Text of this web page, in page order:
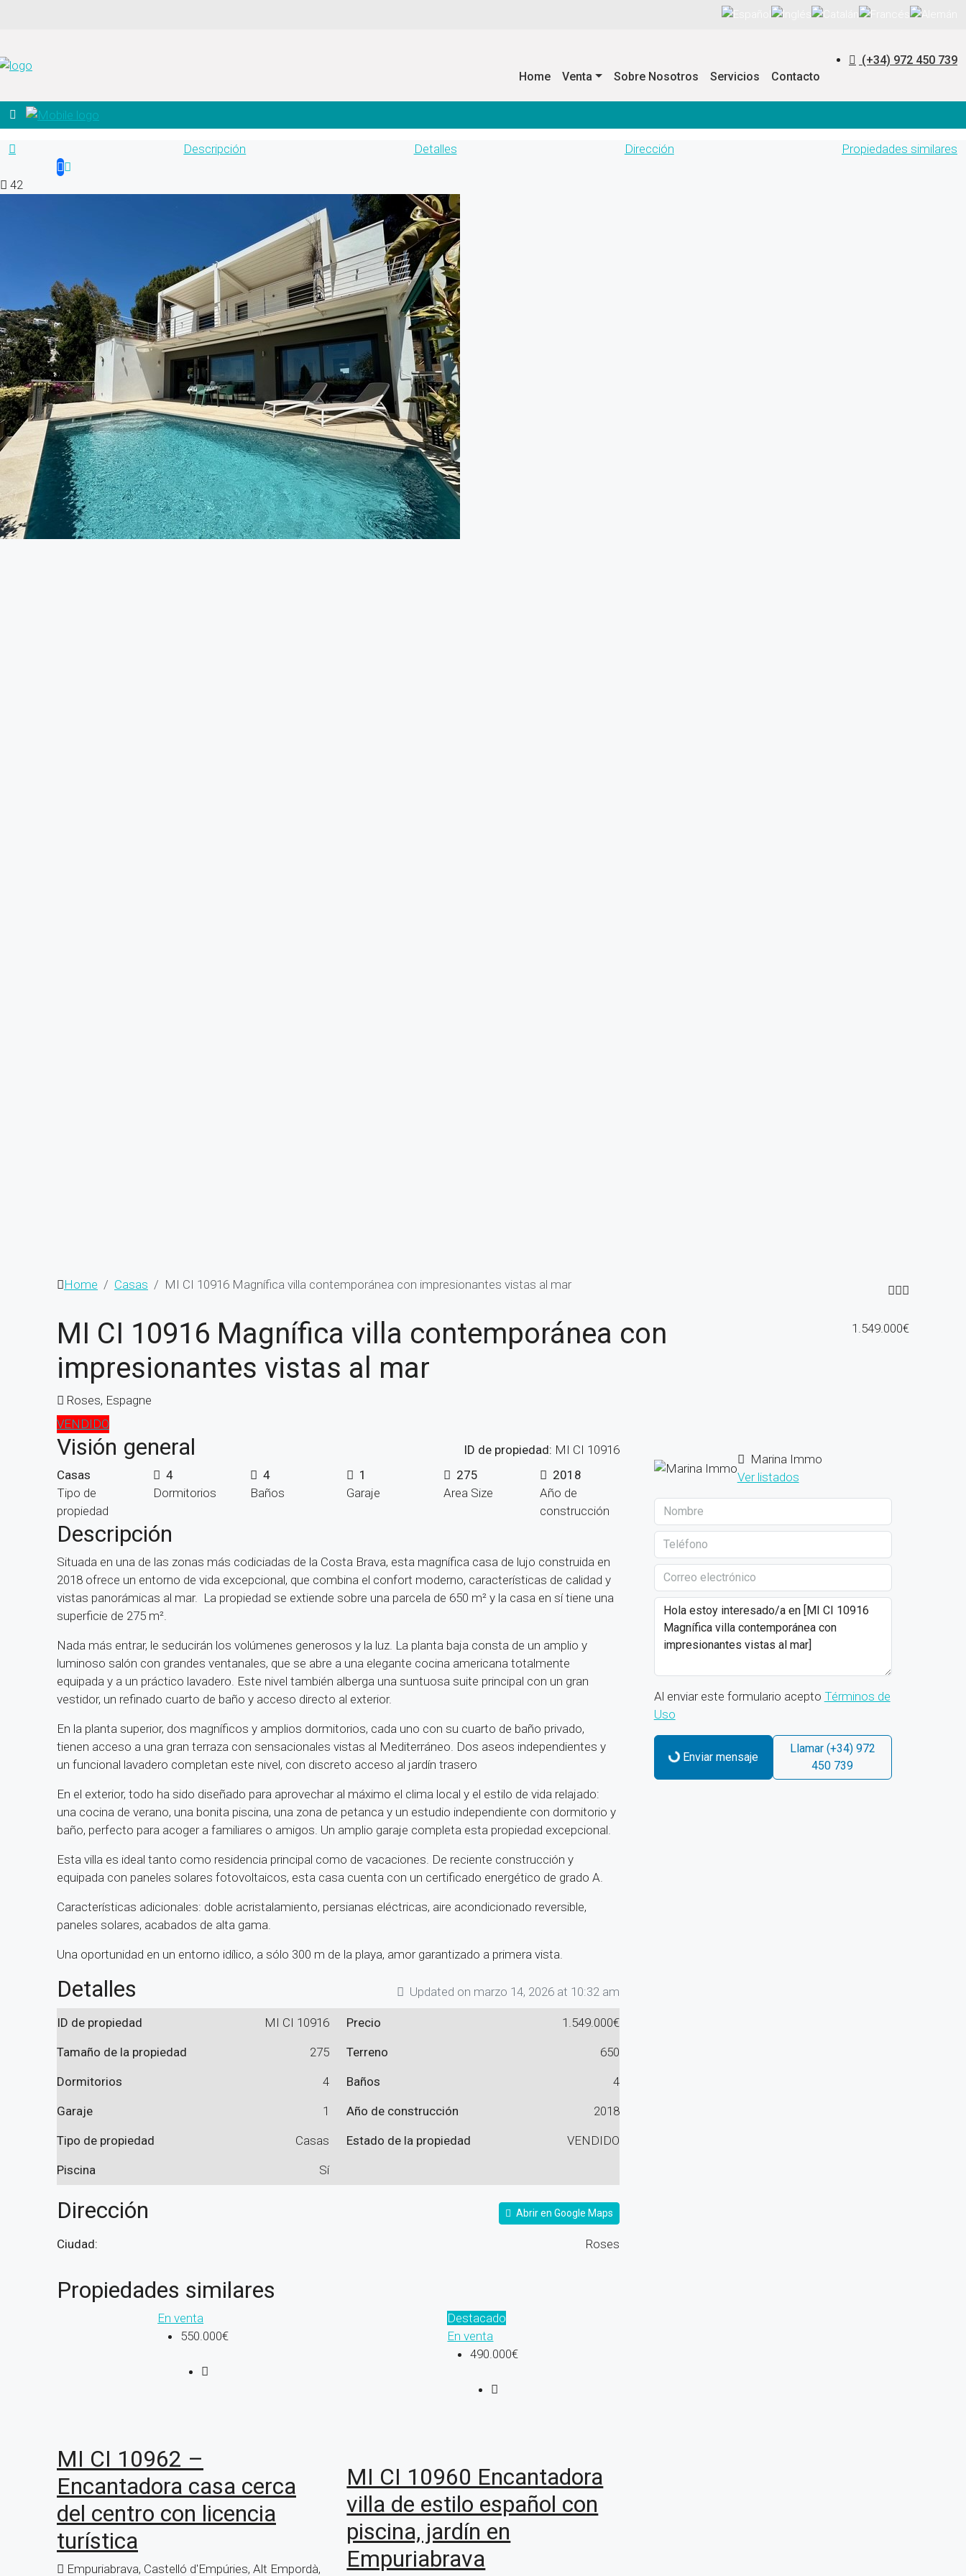
Home Venta Sobre Nosotros Servicios Contacto
(+34) 972 450 739
Descripción Detalles Dirección Propiedades similares
42
Home Casas MI CI 10916 Magnífica villa contemporánea con impresionantes vistas al mar
MI CI 10916 Magnífica villa contemporánea con
impresionantes vistas al mar
Roses, Espagne
VENDIDO
1.549.000€
Visión general ID de propiedad: MI CI 10916
Casas
Tipo de
propiedad
4
Dormitorios
4
Baños
1
Garaje
275
Area Size
2018
Año de
construcción
Descripción
Situada en una de las zonas más codiciadas de la Costa Brava, esta magnífica casa de lujo construida en
2018 ofrece un entorno de vida excepcional, que combina el confort moderno, características de calidad y
vistas panorámicas al mar. La propiedad se extiende sobre una parcela de 650 m² y la casa en sí tiene una
superficie de 275 m².
Nada más entrar, le seducirán los volúmenes generosos y la luz. La planta baja consta de un amplio y
luminoso salón con grandes ventanales, que se abre a una elegante cocina americana totalmente
equipada y a un práctico lavadero. Este nivel también alberga una suntuosa suite principal con un gran
vestidor, un refinado cuarto de baño y acceso directo al exterior.
En la planta superior, dos magníficos y amplios dormitorios, cada uno con su cuarto de baño privado,
tienen acceso a una gran terraza con sensacionales vistas al Mediterráneo. Dos aseos independientes y
un funcional lavadero completan este nivel, con discreto acceso al jardín trasero
En el exterior, todo ha sido diseñado para aprovechar al máximo el clima local y el estilo de vida relajado:
una cocina de verano, una bonita piscina, una zona de petanca y un estudio independiente con dormitorio y
baño, perfecto para acoger a familiares o amigos. Un amplio garaje completa esta propiedad excepcional.
Esta villa es ideal tanto como residencia principal como de vacaciones. De reciente construcción y
equipada con paneles solares fotovoltaicos, esta casa cuenta con un certificado energético de grado A.
Características adicionales: doble acristalamiento, persianas eléctricas, aire acondicionado reversible,
paneles solares, acabados de alta gama.
Una oportunidad en un entorno idílico, a sólo 300 m de la playa, amor garantizado a primera vista.
Detalles Updated on marzo 14, 2026 at 10:32 am
ID de propiedad MI CI 10916 Precio 1.549.000€
Tamaño de la propiedad 275 Terreno 650
Dormitorios 4 Baños 4
Garaje 1 Año de construcción 2018
Tipo de propiedad Casas Estado de la propiedad VENDIDO
Piscina Sí
Dirección Abrir en Google Maps
Ciudad: Roses
Propiedades similares
En venta
550.000€
MI CI 10962 –
Encantadora casa cerca
del centro con licencia
turística
Empuriabrava, Castelló d'Empúries, Alt Empordà,
Destacado
En venta
490.000€
MI CI 10960 Encantadora
villa de estilo español con
piscina, jardín en
Empuriabrava
Marina Immo
Ver listados
Al enviar este formulario acepto Términos de
Uso
Enviar mensaje
Llamar (+34) 972
450 739